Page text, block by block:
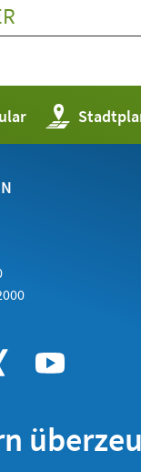
(Öffnet
in
einem